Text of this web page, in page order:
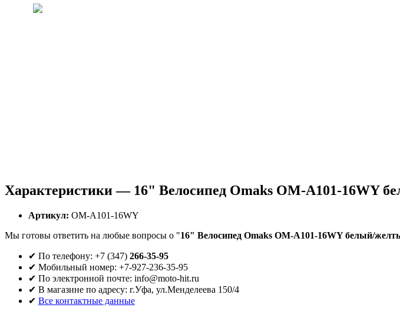
Характеристики — 16" Велосипед Omaks OM-A101-16WY
Артикул: OM-A101-16WY
Мы готовы ответить на любые вопросы о "16" Велосипед Omaks OM-A101-16WY белый/
✔ По телефону: +7 (347) 266-35-95
✔ Мобильный номер: +7-927-236-35-95
✔ По электронной почте: info@moto-hit.ru
✔ В магазине по адресу: г.Уфа, ул.Менделеева 150/4
✔ Все контактные данные